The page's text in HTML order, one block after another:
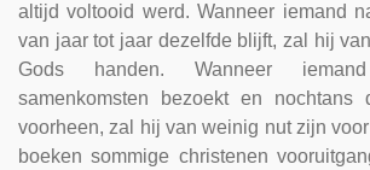
altijd voltooid werd. Wanneer iemand
van jaar tot jaar dezelfde blijft, zal hij
Gods handen. Wanneer
samenkomsten bezoekt en nochtans
voorheen, zal hij van weinig nut zijn
boeken sommige christenen